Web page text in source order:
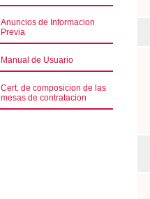
Anuncios de Informacion
Previa
Manual de Usuario
Cert. de composicion de las
mesas de contratacion